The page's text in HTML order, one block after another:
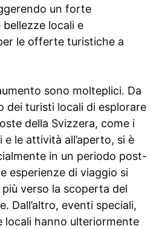
un forte
locali e
le offerte turistiche a
sono molteplici. Da
dei turisti locali di esplorare
della Svizzera, come i
le attività all’aperto, si è
in un periodo post-
esperienze di viaggio si
verso la scoperta del
Dall’altro, eventi speciali,
locali hanno ulteriormente